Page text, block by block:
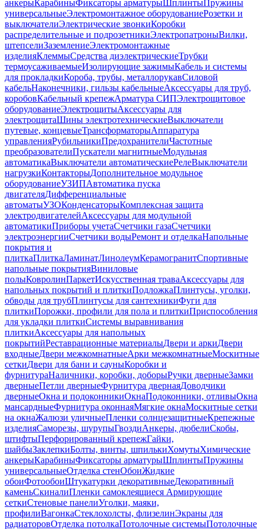
анкерыКарабиныФиксаторы арматурыШплинтыПружины
универсальныеЭлектромонтажное оборудованиеРозетки и
выключателиЭлектрические звонкиКоробки
распределительные и подрозетникиЭлектропатроныВилки,
штепселиЗаземлениеЭлектромонтажные
изделияКлеммыСредства диэлектрическиеТрубки
термоусаживаемыеИзолирующие зажимыКабель и системы
для прокладкиКороба, трубы, металлорукавСиловой
кабельНаконечники, гильзы кабельныеАксессуары для труб,
коробовКабельный крепежАрматура СИПЭлектрощитовое
оборудованиеЭлектрощитыАксессуары для
электрощитаШины электротехническиеВыключатели
путевые, концевыеТрансформаторыАппаратура
управленияРубильникиПредохранителиЧастотные
преобразователиПускатели магнитныеМодульная
автоматикаВыключатели автоматическиеРелеВыключатели
нагрузкиКонтакторыДополнительное модульное
оборудованиеУЗИПАвтоматика пуска
двигателяДифференциальные
автоматыУЗОКонденсаторыКомплексная защита
электродвигателейАксессуары для модульной
автоматикиПриборы учетаСчетчики газаСчетчики
электроэнергииСчетчики водыРемонт и отделкаНапольные
покрытия и
плиткаПлиткаЛаминатЛинолеумКерамогранитСпортивные
напольные покрытияВиниловые
полыКовролинПаркетИскусственная траваАксессуары для
напольных покрытий и плиткиПодложкаПлинтусы, уголки,
обводы для трубПлинтусы для сантехникиФуги для
плиткиПорожки, профили для пола и плиткиПриспособления
для укладки плиткиСистемы выравнивания
плиткиАксессуары для напольных
покрытийРеставрационные материалыДвери и аркиДвери
входныеДвери межкомнатныеАрки межкомнатныеМоскитные
сеткиДвери для бани и сауныКоробки и
фурнитураНаличники, коробки, доборыРучки дверныеЗамки
дверныеПетли дверныеФурнитура двернаяДоводчики
дверныеОкна и подоконникиОкнаПодоконники, отливыОкна
мансардныеФурнитура оконнаяМягкие окнаМоскитные сетки
на окнаЖалюзи уличныеПленки солнцезащитныеКрепежные
изделияСаморезы, шурупыГвоздиАнкеры, дюбелиСкобы,
штифтыПерфорированный крепежГайки,
шайбыЗаклепкиБолты, винты, шпилькиХомутыХимические
анкерыКарабиныФиксаторы арматурыШплинтыПружины
универсальныеОтделка стенОбоиЖидкие
обоиФотообоиШтукатурки декоративныеДекоративный
каменьСкиналиПленки самоклеящиеся Армирующие
сеткиСтеновые панелиУголки, маяки,
профилиВагонкаСтеклохолсты, флизелинЭкраны для
радиаторовОтделка потолкаПотолочные системыПотолочные